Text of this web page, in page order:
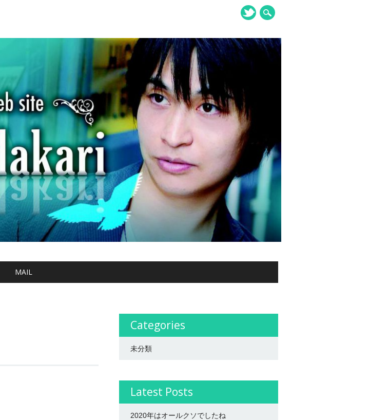
MAIL
Categories
未分類
Latest Posts
2020年はオールクソでしたね